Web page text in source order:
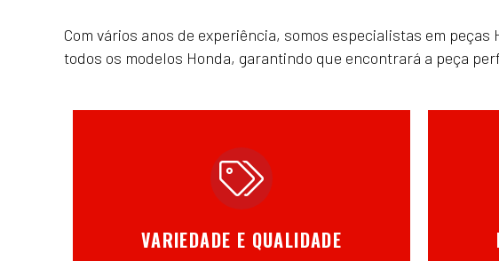
Com vários anos de experiência, somos especialistas em
todos os modelos Honda, garantindo que encontrará a peça
VARIEDADE E QUALIDADE